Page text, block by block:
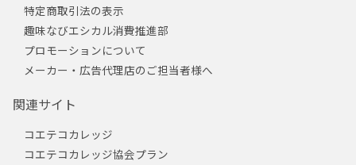
特定商取引法の表示
趣味なびエシカル消費推進部
プロモーションについて
メーカー・広告代理店のご担当者様へ
関連サイト
コエテコカレッジ
コエテコカレッジ協会プラン